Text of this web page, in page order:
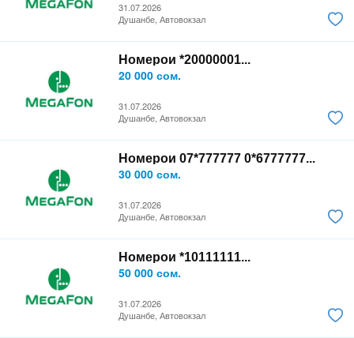
31.07.2026
Душанбе, Автовокзал
Номерои *20000001...
20 000 сом.
31.07.2026
Душанбе, Автовокзал
Номерои 07*777777 0*6777777...
30 000 сом.
31.07.2026
Душанбе, Автовокзал
Номерои *10111111...
50 000 сом.
31.07.2026
Душанбе, Автовокзал